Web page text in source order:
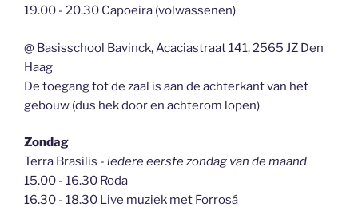
19.00 - 20.30 Capoeira (volwassenen)
@ Basisschool Bavinck, Acaciastraat 141, 2565 JZ Den
Haag
De toegang tot de zaal is aan de achterkant van het
gebouw (dus hek door en achterom lopen)
Zondag
Terra Brasilis - iedere eerste zondag van de maand
15.00 - 16.30 Roda
16.30 - 18.30 Live muziek met Forrosá